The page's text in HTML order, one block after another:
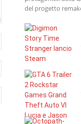
del progetto